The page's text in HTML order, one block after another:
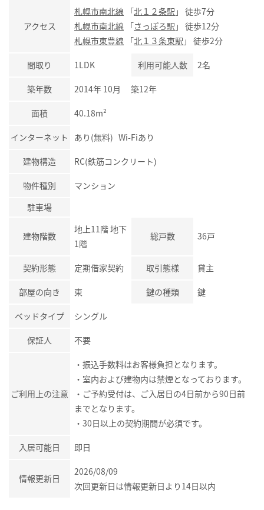
アクセス
札幌市南北線 「北１２条駅 」 徒歩7分
札幌市南北線 「さっぽろ駅 」 徒歩12分
札幌市東豊線 「北１３条東駅 」 徒歩2分
間取り 1LDK 利用可能人数 2名
築年数 2014年 10月 築12年
面積 40.18m²
インターネット あり(無料) Wi-Fiあり
建物構造 RC(鉄筋コンクリート)
物件種別
マンション
駐車場
建物階数
地上11階 地下
1階
総戸数 36戸
契約形態 定期借家契約 取引態様 貸主
部屋の向き 東 鍵の種類 鍵
ベッドタイプ シングル
保証人 不要
ご利用上の注意
・振込手数料はお客様負担となります。
・室内および建物内は禁煙となっております。
・ご予約受付は、ご入居日の4日前から90日前
までとなります。
・30日以上の契約期間が必須です。
入居可能日 即日
情報更新日
2026/08/09
次回更新日は情報更新日より14日以内